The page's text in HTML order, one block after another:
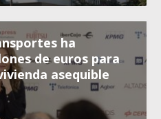
ha
de euros para
asequible